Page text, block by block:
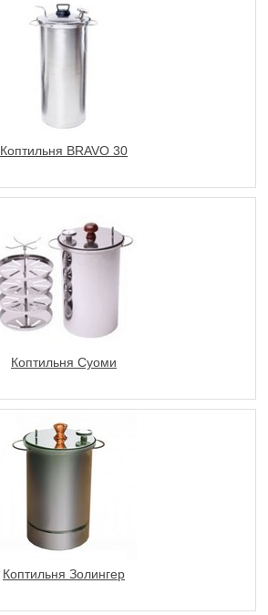
Коптильня BRAVO 30
Коптильня Суоми
Коптильня Золингер